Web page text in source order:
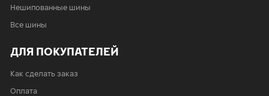
Нешипованные шины
Все шины
ДЛЯ ПОКУПАТЕЛЕЙ
Как сделать заказ
Оплата